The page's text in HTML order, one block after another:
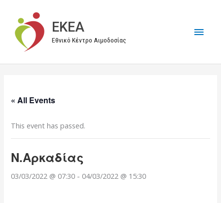
περιεχόμενο
EKEA
Εθνικό Κέντρο Αιμοδοσίας
« All Events
This event has passed.
Ν.Αρκαδίας
03/03/2022 @ 07:30 - 04/03/2022 @ 15:30